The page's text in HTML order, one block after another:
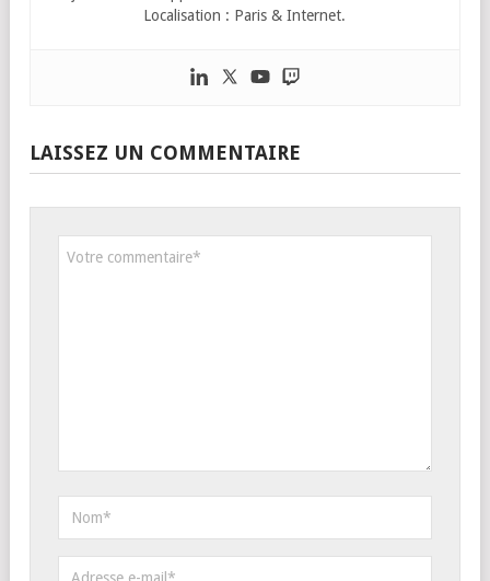
Localisation : Paris & Internet.
LAISSEZ UN COMMENTAIRE